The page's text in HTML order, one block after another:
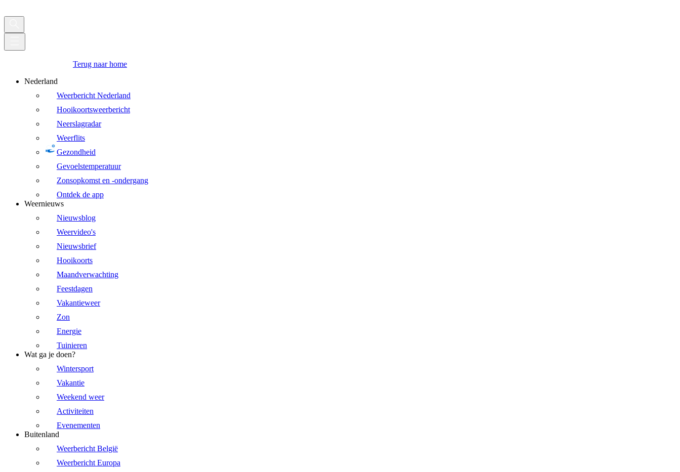
Terug naar home
Nederland
Weerbericht Nederland
Hooikoortsweerbericht
Neerslagradar
Weerflits
Gezondheid
Gevoelstemperatuur
Zonsopkomst en -ondergang
Ontdek de app
Weernieuws
Nieuwsblog
Weervideo's
Nieuwsbrief
Hooikoorts
Maandverwachting
Feestdagen
Vakantieweer
Zon
Energie
Tuinieren
Wat ga je doen?
Wintersport
Vakantie
Weekend weer
Activiteiten
Evenementen
Buitenland
Weerbericht België
Weerbericht Europa